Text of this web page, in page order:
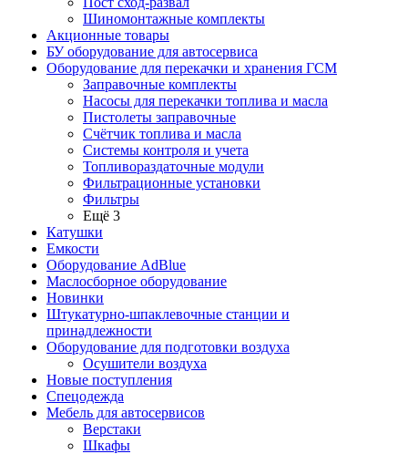
Шиномонтажные комплекты
Акционные товары
БУ оборудование для автосервиса
Оборудование для перекачки и хранения ГСМ
Заправочные комплекты
Насосы для перекачки топлива и масла
Пистолеты заправочные
Счётчик топлива и масла
Системы контроля и учета
Топливораздаточные модули
Фильтрационные установки
Фильтры
Ещё 3
Катушки
Емкости
Оборудование AdBlue
Маслосборное оборудование
Новинки
Штукатурно-шпаклевочные станции и
принадлежности
Оборудование для подготовки воздуха
Осушители воздуха
Новые поступления
Спецодежда
Мебель для автосервисов
Верстаки
Шкафы